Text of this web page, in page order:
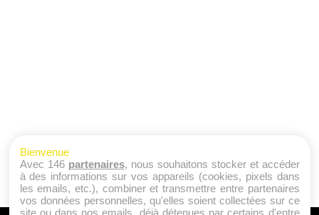
Bienvenue
Avec 146 partenaires, nous souhaitons stocker et accéder
à des informations sur vos appareils (cookies, pixels dans
les emails, etc.), combiner et transmettre entre partenaires
vos données personnelles, qu'elles soient collectées sur ce
site ou dans nos emails, déjà détenues par certains d'entre